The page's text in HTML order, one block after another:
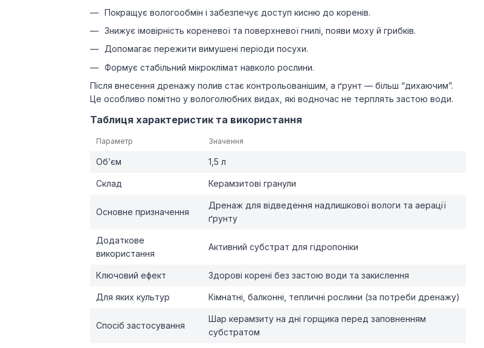
Покращує вологообмін і забезпечує доступ кисню до коренів.
Знижує імовірність кореневої та поверхневої гнилі, появи моху й грибків.
Допомагає пережити вимушені періоди посухи.
Формує стабільний мікроклімат навколо рослини.
Після внесення дренажу полив стає контрольованішим, а ґрунт — більш “дихаючим”.
Це особливо помітно у вологолюбних видах, які водночас не терплять застою води.
Таблиця характеристик та використання
Параметр Значення
Об’єм 1,5 л
Склад Керамзитові гранули
Основне призначення
Дренаж для відведення надлишкової вологи та аерації
ґрунту
Додаткове
використання
Активний субстрат для гідропоніки
Ключовий ефект Здорові корені без застою води та закислення
Для яких культур Кімнатні, балконні, тепличні рослини (за потреби дренажу)
Спосіб застосування
Шар керамзиту на дні горщика перед заповненням
субстратом